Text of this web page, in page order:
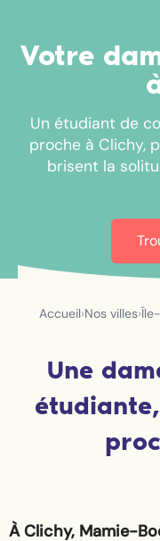
Votre
Un étudiant de
proche à Clichy,
brisent la
Accueil›Nos villes›
Une
À Clichy, Mamie-